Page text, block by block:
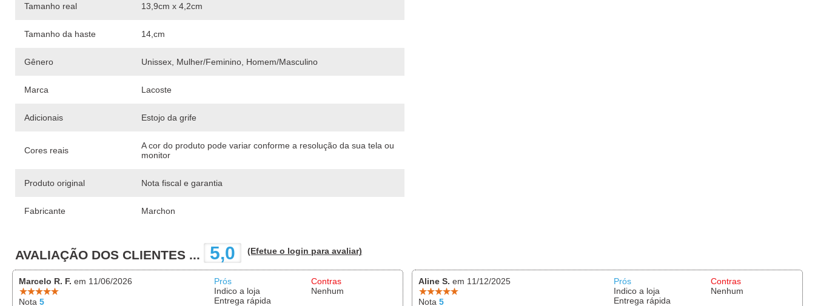
Tamanho real 13,9cm x 4,2cm
Tamanho da haste 14,cm
Gênero Unissex, Mulher/Feminino, Homem/Masculino
Marca Lacoste
Adicionais Estojo da grife
Cores reais
A cor do produto pode variar conforme a resolução da sua tela ou
monitor
Produto original Nota fiscal e garantia
Fabricante Marchon
AVALIAÇÃO DOS CLIENTES ... 5,0 (Efetue o login para avaliar)
Marcelo R. F. em 11/06/2026
Nota 5
Prós
Indico a loja
Entrega rápida
Contras
Nenhum
Aline S. em 11/12/2025
Nota 5
Prós
Indico a loja
Entrega rápida
Contras
Nenhum